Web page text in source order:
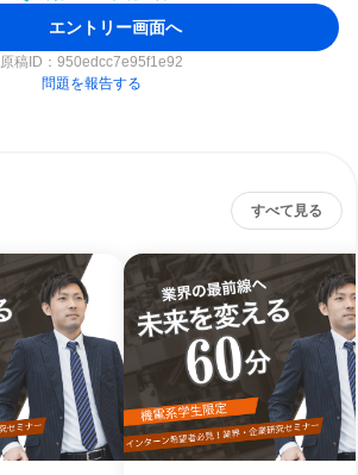
エントリー画面へ
原稿ID： 950edcc7e95f1e92
問題を報告する
すべて見る